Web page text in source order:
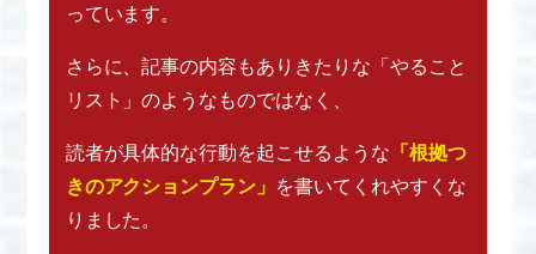
っています。
さらに、記事の内容もありきたりな 「やること
リスト」のようなものではなく、
読者が具体的な行動を起こせるような 「根拠つ
きのアクションプラン」 を書いてくれやすくな
りました。